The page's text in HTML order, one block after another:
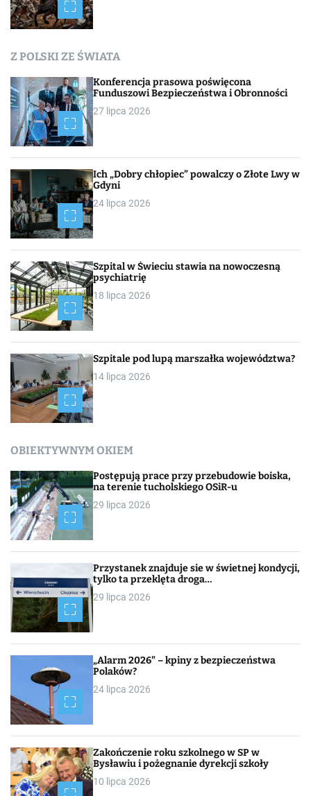
Z POLSKI ZE ŚWIATA
Konferencja prasowa poświęcona
Funduszowi Bezpieczeństwa i Obronności
27 lipca 2026
Ich „Dobry chłopiec” powalczy o Złote Lwy w
Gdyni
24 lipca 2026
Szpital w Świeciu stawia na nowoczesną
psychiatrię
18 lipca 2026
Szpitale pod lupą marszałka województwa?
14 lipca 2026
OBIEKTYWNYM OKIEM
Postępują prace przy przebudowie boiska,
na terenie tucholskiego OSiR-u
29 lipca 2026
Przystanek znajduje sie w świetnej kondycji,
tylko ta przeklęta droga…
29 lipca 2026
„Alarm 2026” – kpiny z bezpieczeństwa
Polaków?
24 lipca 2026
Zakończenie roku szkolnego w SP w
Bysławiu i pożegnanie dyrekcji szkoły
10 lipca 2026